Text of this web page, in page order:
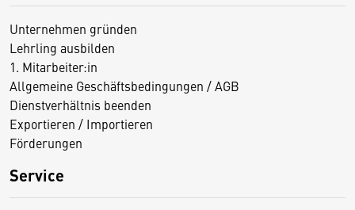
Unternehmen gründen
Lehrling ausbilden
1. Mitarbeiter:in
Allgemeine Geschäftsbedingungen / AGB
Dienstverhältnis beenden
Exportieren / Importieren
Förderungen
Service